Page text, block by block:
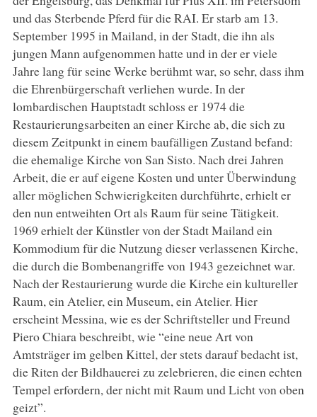
und das Sterbende Pferd für die RAI. Er starb am 13.
September 1995 in Mailand, in der Stadt, die ihn als
jungen Mann aufgenommen hatte und in der er viele
Jahre lang für seine Werke berühmt war, so sehr, dass ihm
die Ehrenbürgerschaft verliehen wurde. In der
lombardischen Hauptstadt schloss er 1974 die
Restaurierungsarbeiten an einer Kirche ab, die sich zu
diesem Zeitpunkt in einem baufälligen Zustand befand:
die ehemalige Kirche von San Sisto. Nach drei Jahren
Arbeit, die er auf eigene Kosten und unter Überwindung
aller möglichen Schwierigkeiten durchführte, erhielt er
den nun entweihten Ort als Raum für seine Tätigkeit.
1969 erhielt der Künstler von der Stadt Mailand ein
Kommodium für die Nutzung dieser verlassenen Kirche,
die durch die Bombenangriffe von 1943 gezeichnet war.
Nach der Restaurierung wurde die Kirche ein kultureller
Raum, ein Atelier, ein Museum, ein Atelier. Hier
erscheint Messina, wie es der Schriftsteller und Freund
Piero Chiara beschreibt, wie “eine neue Art von
Amtsträger im gelben Kittel, der stets darauf bedacht ist,
die Riten der Bildhauerei zu zelebrieren, die einen echten
Tempel erfordern, der nicht mit Raum und Licht von oben
geizt”.